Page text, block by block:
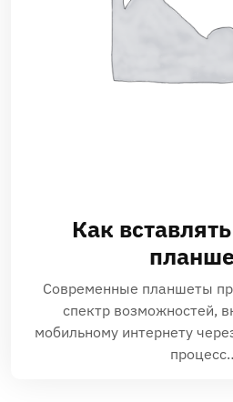
Как
Современные планшеты
спектр возможностей,
мобильному интернету